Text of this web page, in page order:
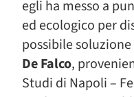
egli ha messo a
ed ecologico per
possibile
De Falco,
Studi di Napoli –